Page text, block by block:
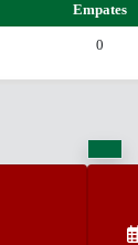
Empates
0